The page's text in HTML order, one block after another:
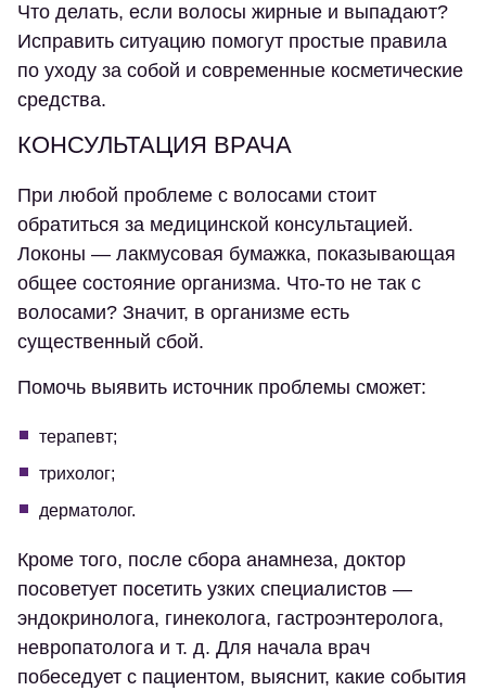
Что делать, если волосы жирные и выпадают?
Исправить ситуацию помогут простые правила
по уходу за собой и современные косметические
средства.
КОНСУЛЬТАЦИЯ ВРАЧА
При любой проблеме с волосами стоит
обратиться за медицинской консультацией.
Локоны — лакмусовая бумажка, показывающая
общее состояние организма. Что-то не так с
волосами? Значит, в организме есть
существенный сбой.
Помочь выявить источник проблемы сможет:
терапевт;
трихолог;
дерматолог.
Кроме того, после сбора анамнеза, доктор
посоветует посетить узких специалистов —
эндокринолога, гинеколога, гастроэнтеролога,
невропатолога и т. д. Для начала врач
побеседует с пациентом, выяснит, какие события